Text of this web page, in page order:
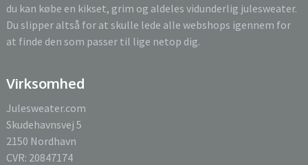
du kan købe en kikset, grim og aldeles vidunderlig julesweater.
Du slipper altså for at skulle lede alle webshops igennem for
at finde den som passer til lige netop dig.
Virksomhed
Julesweater.com
Skudehavnsvej 5
2150 Nordhavn
CVR: 20847174